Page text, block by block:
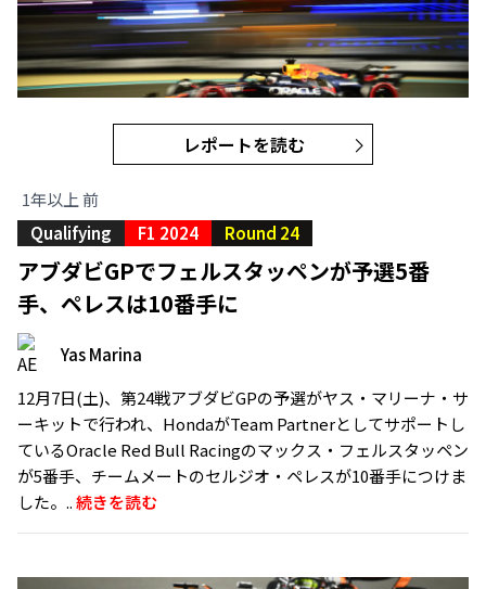
レポートを読む
1年以上 前
Qualifying
F1 2024 Round 24
アブダビGPでフェルスタッペンが予選5番
手、ペレスは10番手に
Yas Marina
12月7日(土)、第24戦アブダビGPの予選がヤス・マリーナ・サ
ーキットで行われ、HondaがTeam Partnerとしてサポートし
ているOracle Red Bull Racingのマックス・フェルスタッペン
が5番手、チームメートのセルジオ・ペレスが10番手につけま
した。..続きを読む